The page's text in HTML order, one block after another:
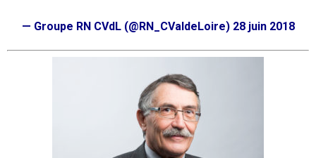
— Groupe RN CVdL (@RN_CValdeLoire) 28 juin 2018